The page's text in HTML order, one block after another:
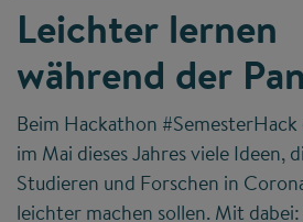
Leichter lernen
während der
Beim Hackathon
im Mai dieses Jahres viele Ideen,
Studieren und Forschen in
leichter machen sollen. Mit